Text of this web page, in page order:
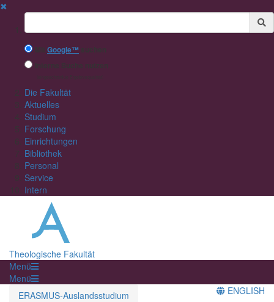
✖
Suchbegriff
Mit Google™ suchen
Interne Suche nutzen
Die Fakultät
Aktuelles
Studium
Forschung
Einrichtungen
Bibliothek
Personal
Service
Intern
Theologische Fakultät
Menü
Menü
ERASMUS-Auslandsstudium
ENGLISH